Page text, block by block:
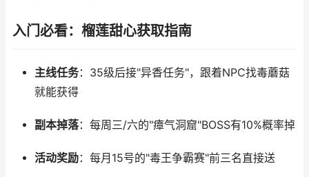
入门必看：榴莲甜心获取指南
主线任务：35级后接"异香任务"，跟着NPC找毒蘑菇
就能获得
副本掉落：每周三/六的"瘴气洞窟"BOSS有10%概率掉
活动奖励：每月15号的"毒王争霸赛"前三名直接送